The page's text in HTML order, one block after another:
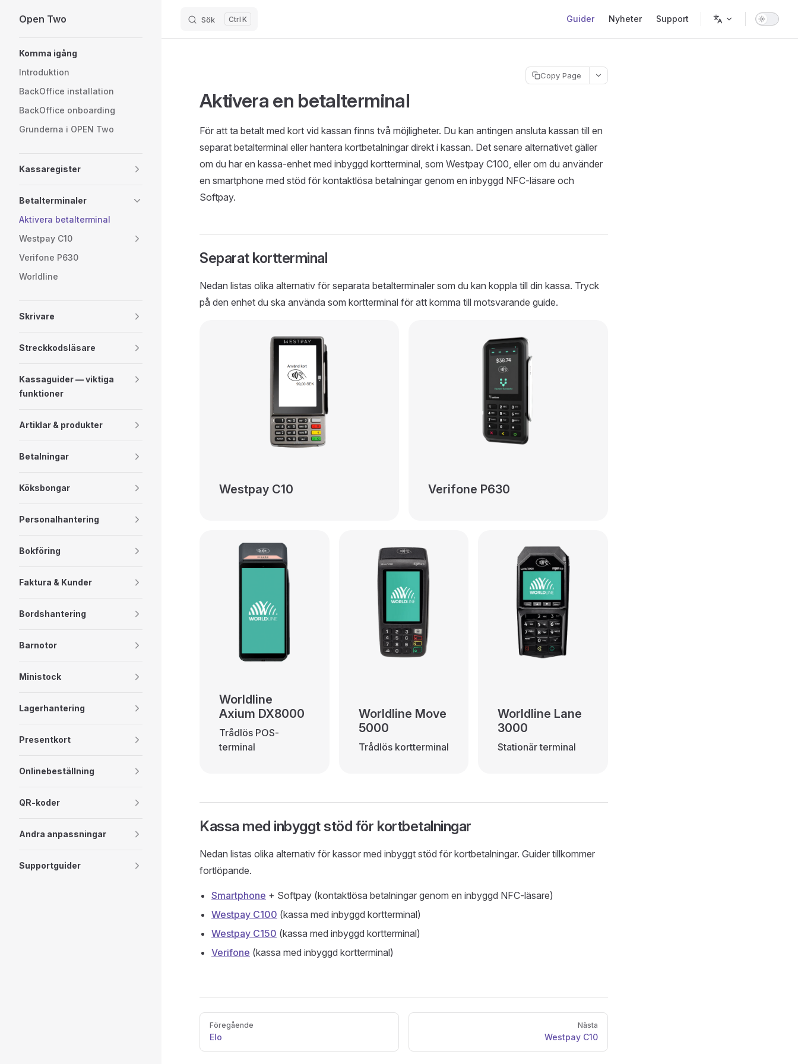
Skip to content
Open Two Sök K Guider Nyheter Support
Komma igång
Introduktion
BackOffice installation
BackOffice onboarding
Grunderna i OPEN Two
Kassaregister
Betalterminaler
Aktivera betalterminal
Westpay C10
Verifone P630
Worldline
Skrivare
Streckkodsläsare
Kassaguider — viktiga
funktioner
Artiklar & produkter
Betalningar
Köksbongar
Personalhantering
Bokföring
Faktura & Kunder
Bordshantering
Barnotor
Ministock
Lagerhantering
Presentkort
Onlinebeställning
QR-koder
Andra anpassningar
Supportguider
Copy Page
Aktivera en betalterminal
För att ta betalt med kort vid kassan finns två möjligheter. Du kan antingen ansluta kassan till en
separat betalterminal eller hantera kortbetalningar direkt i kassan. Det senare alternativet gäller
om du har en kassa-enhet med inbyggd kortterminal, som Westpay C100, eller om du använder
en smartphone med stöd för kontaktlösa betalningar genom en inbyggd NFC-läsare och
Softpay.
Separat kortterminal
Nedan listas olika alternativ för separata betalterminaler som du kan koppla till din kassa. Tryck
på den enhet du ska använda som kortterminal för att komma till motsvarande guide.
Westpay C10 Verifone P630
Worldline
Axium DX8000
Trådlös POS-
terminal
Worldline Move
5000
Trådlös kortterminal
Worldline Lane
3000
Stationär terminal
Kassa med inbyggt stöd för kortbetalningar
Nedan listas olika alternativ för kassor med inbyggt stöd för kortbetalningar. Guider tillkommer
fortlöpande.
Smartphone + Softpay (kontaktlösa betalningar genom en inbyggd NFC-läsare)
Westpay C100 (kassa med inbyggd kortterminal)
Westpay C150 (kassa med inbyggd kortterminal)
Verifone (kassa med inbyggd kortterminal)
Pager
Föregående
Elo
Nästa
Westpay C10